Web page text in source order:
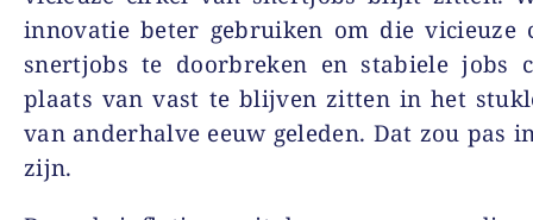
innovatie beter gebruiken om die vicieuze
snertjobs te doorbreken en stabiele jobs
plaats van vast te blijven zitten in het
van anderhalve eeuw geleden. Dat zou pas
zijn.